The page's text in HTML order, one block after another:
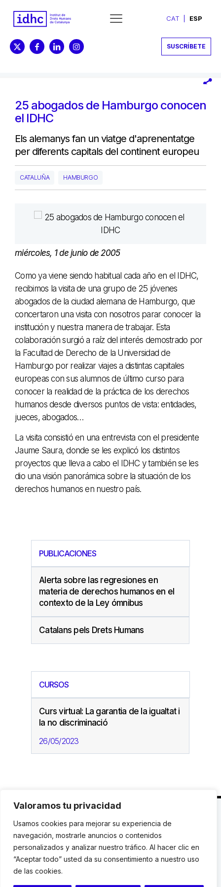
Valoramos tu privacidad
Usamos cookies para mejorar su experiencia de
navegación, mostrarle anuncios o contenidos
personalizados y analizar nuestro tráfico. Al hacer clic en
“Aceptar todo” usted da su consentimiento a nuestro uso
de las cookies.
CAT ESP
SUSCRÍBETE
25 abogados de Hamburgo conocen
el IDHC
Els alemanys fan un viatge d'aprenentatge
per diferents capitals del continent europeu
CATALUÑA HAMBURGO
miércoles, 1 de junio de 2005
Como ya viene siendo habitual cada año en el IDHC,
recibimos la visita de una grupo de 25 jóvenes
abogados de la ciudad alemana de Hamburgo, que
concertaron una visita con nosotros parar conocer la
institución y nuestra manera de trabajar. Esta
colaboración surgió a raíz del interés demostrado por
la Facultad de Derecho de la Universidad de
Hamburgo por realizar viajes a distintas capitales
europeas con sus alumnos de último curso para
conocer la realidad de la práctica de los derechos
humanos desde diversos puntos de vista: entidades,
jueces, abogados…
La visita consistió en una entrevista con el presidente
Jaume Saura, donde se les explicó los distintos
proyectos que lleva a cabo el IDHC y también se les
dio una visión panorámica sobre la situación de los
derechos humanos en nuestro país.
PUBLICACIONES
Alerta sobre las regresiones en
materia de derechos humanos en el
contexto de la Ley ómnibus
Catalans pels Drets Humans
CURSOS
Curs virtual: La garantia de la igualtat i
la no discriminació
26/05/2023
C. Avinyó 44, 2n | 08002 Barcelona |
T.: +34 93
119 03 72|institut@idhc.org
© Institut de Drets Humans de Catalunya.
Aviso legal|Cookies|Contacto